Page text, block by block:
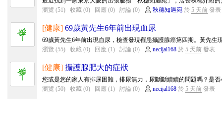
瀏覽 (51)
收藏 (0) 回應 (0) 討論 (0) 秋穗知遇宛於 5 天前發表
[健康] 69歲黃先生6年前出現血尿
69歲黃先生6年前出現血尿，檢查發現罹患攝護腺癌第四期。黃先生
瀏覽 (55)
收藏 (0) 回應 (1) 討論 (0) necijal168於 5 天前發表
[健康] 攝護腺肥大的症狀
您或是您的家人有排尿困難，排尿無力，尿斷斷續續的問題嗎？是
瀏覽 (50)
收藏 (0) 回應 (1) 討論 (0) necijal168於 5 天前發表